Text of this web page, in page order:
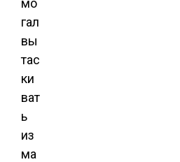
гал
вы
тас
ки
ват
ь
из
ма